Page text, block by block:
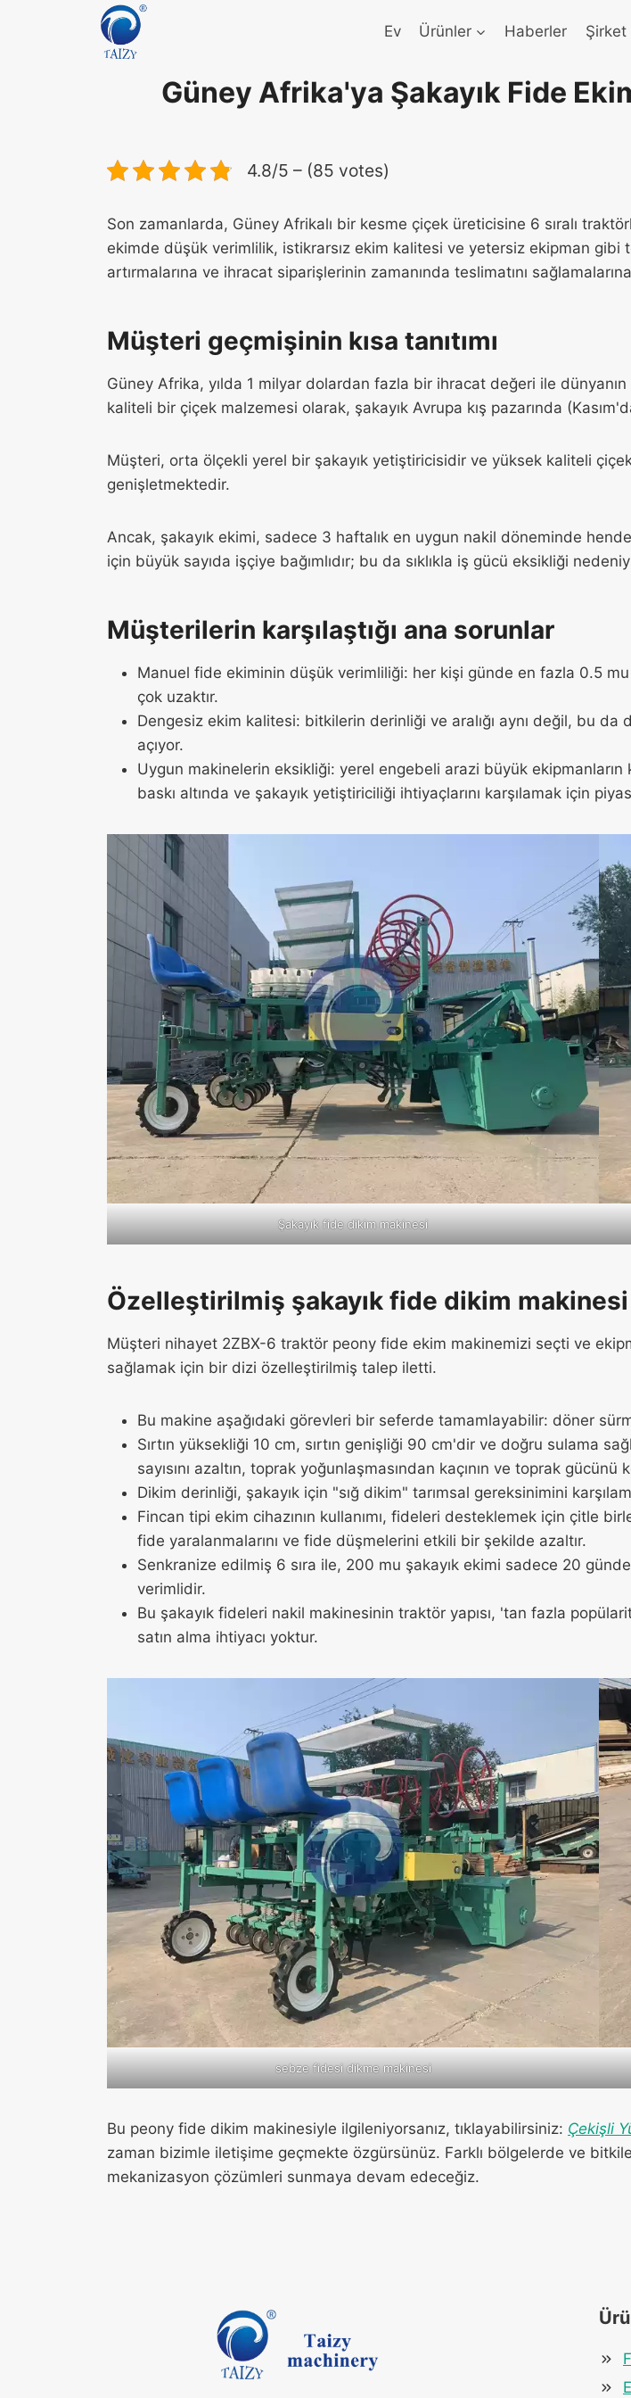
Ev Ürünler Haberler Şirket
Güney Afrika'ya Şakayık Fide
4.8/5 – (85 votes)
Son zamanlarda, Güney Afrikalı bir kesme çiçek üreticisine 6 sıralı
ekimde düşük verimlilik, istikrarsız ekim kalitesi ve yetersiz ekipman
artırmalarına ve ihracat siparişlerinin zamanında teslimatını
Müşteri geçmişinin kısa tanıtımı
Güney Afrika, yılda 1 milyar dolardan fazla bir ihracat değeri ile
kaliteli bir çiçek malzemesi olarak, şakayık Avrupa kış pazarında
Müşteri, orta ölçekli yerel bir şakayık yetiştiricisidir ve yüksek kaliteli çiçek
genişletmektedir.
Ancak, şakayık ekimi, sadece 3 haftalık en uygun nakil döneminde
için büyük sayıda işçiye bağımlıdır; bu da sıklıkla iş gücü eksikliği
Müşterilerin karşılaştığı ana sorunlar
Manuel fide ekiminin düşük verimliliği: her kişi günde en fazla 0.5
çok uzaktır.
Dengesiz ekim kalitesi: bitkilerin derinliği ve aralığı aynı değil, bu da
açıyor.
Uygun makinelerin eksikliği: yerel engebeli arazi büyük ekipmanların
baskı altında ve şakayık yetiştiriciliği ihtiyaçlarını karşılamak için
Şakayık fide dikim makinesi
Özelleştirilmiş şakayık fide dikim
Müşteri nihayet 2ZBX-6 traktör peony fide ekim makinemizi seçti ve
sağlamak için bir dizi özelleştirilmiş talep iletti.
Bu makine aşağıdaki görevleri bir seferde tamamlayabilir: döner
Sırtın yüksekliği 10 cm, sırtın genişliği 90 cm'dir ve doğru sulama
sayısını azaltın, toprak yoğunlaşmasından kaçının ve toprak gücünü
Dikim derinliği, şakayık için "sığ dikim" tarımsal gereksinimini
Fincan tipi ekim cihazının kullanımı, fideleri desteklemek için çitle
fide yaralanmalarını ve fide düşmelerini etkili bir şekilde azaltır.
Senkranize edilmiş 6 sıra ile, 200 mu şakayık ekimi sadece 20
verimlidir.
Bu şakayık fideleri nakil makinesinin traktör yapısı, 'tan fazla
satın alma ihtiyacı yoktur.
sebze fidesi dikme makinesi
Bu peony fide dikim makinesiyle ilgileniyorsanız, tıklayabilirsiniz: Çekişli
zaman bizimle iletişime geçmekte özgürsünüz. Farklı bölgelerde ve
mekanizasyon çözümleri sunmaya devam edeceğiz.